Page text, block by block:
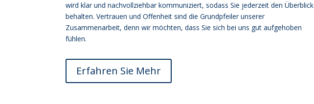
wird klar und nachvollziehbar kommuniziert, sodass Sie jederzeit den Überblick
behalten. Vertrauen und Offenheit sind die Grundpfeiler unserer
Zusammenarbeit, denn wir möchten, dass Sie sich bei uns gut aufgehoben
fühlen.
Erfahren Sie Mehr